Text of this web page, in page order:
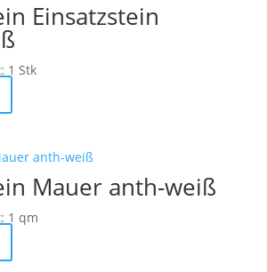
Einsatzstein
1 Stk
Mauer anth-weiß
1 qm